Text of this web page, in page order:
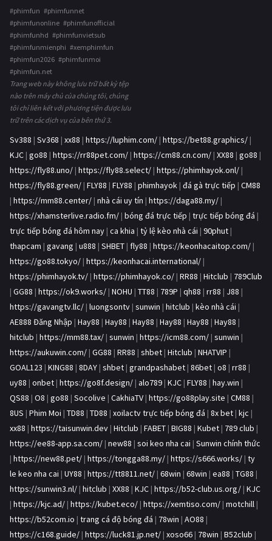
#phimfun #phimfunnet
#phimfunonline #phimfunofficial
#phimfunhd #phimfunvietsub
#phimfunmienphi #xemphimfun
#phimfun2026 #phimfunmoi
#phimfun.net
Trang web này không lưu trữ bất kỳ tệp
nào trên máy chủ của chúng tôi, chúng
tôi chỉ liên kết với phương tiện được lưu
trữ trên các dịch vụ của bên thứ 3.
Sv388 | Sv368 | xx88 | https://luphim.com/ | https://bet88.graphics/ |
KJC | go88 | https://rr88pet.com/ | https://cm88.cn.com/ | XX88 | go88 |
https://fly88.uno/ | https://fly88.select/ | https://phimhayok.onl/ |
https://fly88.green/ | FLY88 | FLY88 | phimhayok | đá gà trực tiếp | CM88
| https://mm88.center/ | nhà cái uy tín | https://daga88.my/ |
https://xhamsterlive.radio.fm/ | bóng đá trực tiếp | trực tiếp bóng đá |
trực tiếp bóng đá hôm nay | ca khia | tỷ lệ kèo nhà cái | 90phut |
thapcam | gavang | u888 | SHBET | fly88 | https://keonhacaitop.com/ |
https://go88.tokyo/ | https://keonhacai.international/ |
https://phimhayok.tv/ | https://phimhayok.co/ | RR88 | Hitclub | 789Club
| GG88 | https://ok9.works/ | NOHU | TT88 | 789P | qh88 | rr88 | J88 |
https://gavangtv.llc/ | luongsontv | sunwin | hitclub | kèo nhà cái |
AE888 Đăng Nhập | Hay88 | Hay88 | Hay88 | Hay88 | Hay88 | Hay88 |
hitclub | https://mm88.tax/ | sunwin | https://icm88.com/ | sunwin |
https://aukuwin.com/ | GG88 | RR88 | shbet | Hitclub | NHATVIP |
GOAL123 | KING88 | 8DAY | shbet | grandpashabet | 86bet | o8 | rr88 |
uy88 | onbet | https://go8f.design/ | alo789 | KJC | FLY88 | hay.win |
QS88 | O8 | go88 | Socolive | CakhiaTV | https://go88play.site | CM88 |
8US | Phim Moi | TD88 | TD88 | xoilactv trực tiếp bóng đá | 8x bet | kjc |
xx88 | https://taisunwin.dev | Hitclub | FABET | BIG88 | Kubet | 789 club |
https://ee88-app.sa.com/ | new88 | soi keo nha cai | Sunwin chính thức
| https://new88.pet/ | https://tongga88.my/ | https://s666.works/ | ty
le keo nha cai | UY88 | https://tt8811.net/ | 68win | 68win | ea88 | TG88 |
https://sunwin3.nl/ | hitclub | XX88 | KJC | https://b52-club.us.org/ | KJC
| https://kjc.ad/ | https://kubet.eco/ | https://xemtiso.com/ | motchill |
https://b52com.io | trang cá độ bóng đá | 78win | AO88 |
https://c168.guide/ | https://luck81.jp.net/ | xoso66 | 78win | B52club |